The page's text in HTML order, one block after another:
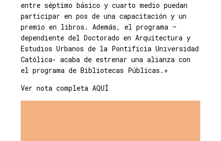
entre séptimo básico y cuarto medio puedan
participar en pos de una capacitación y un
premio en libros. Además, el programa –
dependiente del Doctorado en Arquitectura y
Estudios Urbanos de la Pontificia Universidad
Católica- acaba de estrenar una alianza con
el programa de Bibliotecas Públicas.»
Ver nota completa AQUÍ